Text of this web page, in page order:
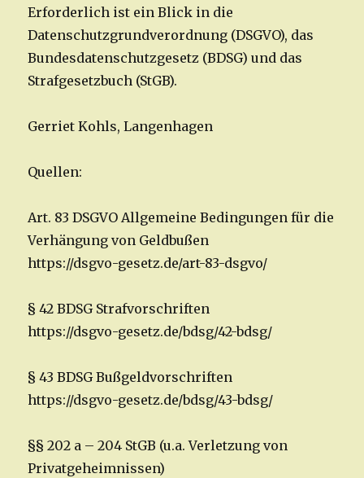
Erforderlich ist ein Blick in die
Datenschutzgrundverordnung (DSGVO), das
Bundesdatenschutzgesetz (BDSG) und das
Strafgesetzbuch (StGB).
Gerriet Kohls, Langenhagen
Quellen:
Art. 83 DSGVO Allgemeine Bedingungen für die
Verhängung von Geldbußen
https://dsgvo-gesetz.de/art-83-dsgvo/
§ 42 BDSG Strafvorschriften
https://dsgvo-gesetz.de/bdsg/42-bdsg/
§ 43 BDSG Bußgeldvorschriften
https://dsgvo-gesetz.de/bdsg/43-bdsg/
§§ 202 a – 204 StGB (u.a. Verletzung von
Privatgeheimnissen)